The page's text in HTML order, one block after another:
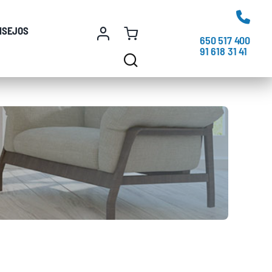
650 517 400
91 618 31 41